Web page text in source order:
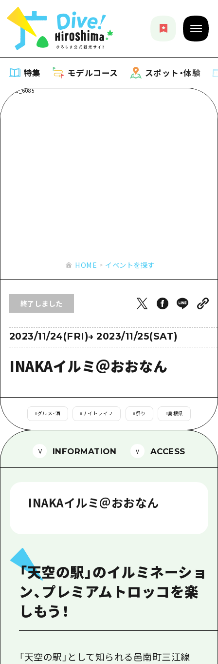
特集 モデルコース スポット・体験
ナイトライフ
世界遺産
学び・体験
歴史・文化
自然
安芸
備後
宮島周辺
山口県東部
日帰り
半日
2泊3日
備北
宮島周辺
山口県東部
愛媛県
島根県
アクセス
二次交通まとめ
施設の混雑状況のお知らせ
手荷物預かり・配送サービス
HIROSHIMA FREE Wi-Fi
観光案内所
広島県を訪れる外国人旅行者向け情報一
ボランティアガイド
ガイドブック
メディア掲載情報
フォトダウンロード
関連リンク
HOME
お問い合わせ
事業者・学校関係者の皆さま
HOME イベントを探す
終了しました
2023/11/24(FRI)→2023/11/25(SAT)
INAKAイルミ＠おおなん
#グルメ・酒 #ナイトライフ #祭り #島根県
INFORMATION ACCESS
INAKAイルミ＠おおなん
「天空の駅」のイルミネーショ
ン、プレミアムトロッコを楽
しもう！
「天空の駅」として知られる邑南町三江線